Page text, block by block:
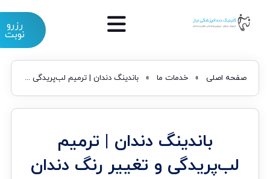
رزرو
نوبت
صفحه اصلی» خدمات ما» باندینگ دندان | ترمیم لب‌پریدگی و تغییر رنگ دندان
باندینگ دندان | ترمیم
لب‌پریدگی و تغییر رنگ دندان